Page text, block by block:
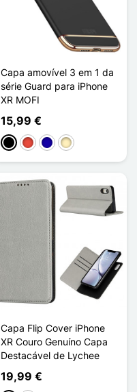
Capa amovível 3 em 1 da
série Guard para iPhone
XR MOFI
15,99 €
PretoVermelhoAzul Escuro
Ouro
Capa Flip Cover iPhone
XR Couro Genuíno Capa
Destacável de Lychee
19,99 €